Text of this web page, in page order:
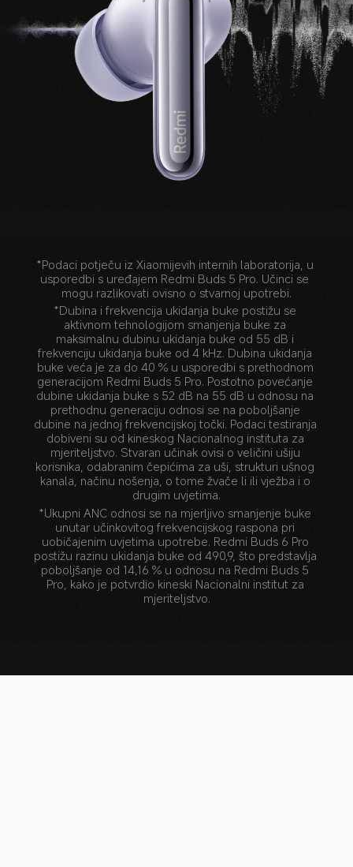
*Podaci potječu iz Xiaomijevih internih laboratorija, u
usporedbi s uređajem Redmi Buds 5 Pro. Učinci se
mogu razlikovati ovisno o stvarnoj upotrebi.
*Dubina i frekvencija ukidanja buke postižu se
aktivnom tehnologijom smanjenja buke za
maksimalnu dubinu ukidanja buke od 55 dB i
frekvenciju ukidanja buke od 4 kHz. Dubina ukidanja
buke veća je za do 40 % u usporedbi s prethodnom
generacijom Redmi Buds 5 Pro. Postotno povećanje
dubine ukidanja buke s 52 dB na 55 dB u odnosu na
prethodnu generaciju odnosi se na poboljšanje
dubine na jednoj frekvencijskoj točki. Podaci testiranja
dobiveni su od kineskog Nacionalnog instituta za
mjeriteljstvo. Stvaran učinak ovisi o veličini ušiju
korisnika, odabranim čepićima za uši, strukturi ušnog
kanala, načinu nošenja, o tome žvače li ili vježba i o
drugim uvjetima.
*Ukupni ANC odnosi se na mjerljivo smanjenje buke
unutar učinkovitog frekvencijskog raspona pri
uobičajenim uvjetima upotrebe. Redmi Buds 6 Pro
postižu razinu ukidanja buke od 490,9, što predstavlja
poboljšanje od 14,16 % u odnosu na Redmi Buds 5
Pro, kako je potvrdio kineski Nacionalni institut za
mjeriteljstvo.